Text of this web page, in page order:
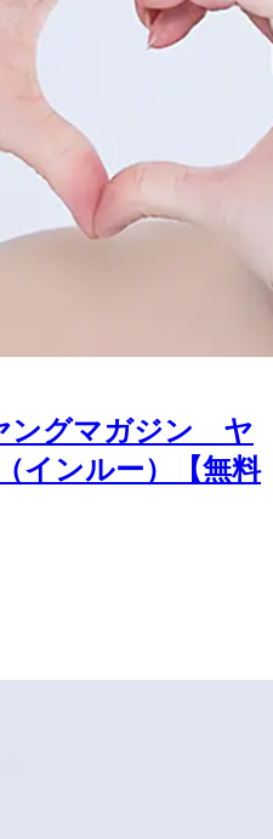
ングマガジン ヤ
インルー）【無料